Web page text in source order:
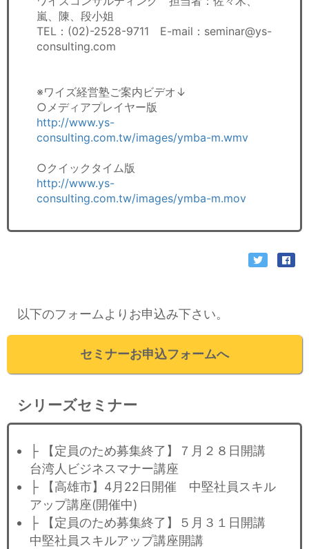
嵐、陳、段小姐
TEL：(02)-2528-9711 E-mail：seminar@ys-
consulting.com
※ワイズ経営塾ご案内ビデオ↓
○メディアプレイヤー版
http://www.ys-
consulting.com.tw/images/ymba-m.wmv
○クイックタイム版
http://www.ys-
consulting.com.tw/images/ymba-m.mov
以下のフォームよりお申込み下さい。
セミナーお申込フォームへ
シリーズセミナー
├ 【定員のため募集終了】７月２８日開講
台湾人ビジネスマナー講座
├ 【高雄市】4月22日開催 中堅社員スキル
アップ講座(開催中)
├ 【定員のため募集終了】５月３１日開講
中堅社員スキルアップ講座開講